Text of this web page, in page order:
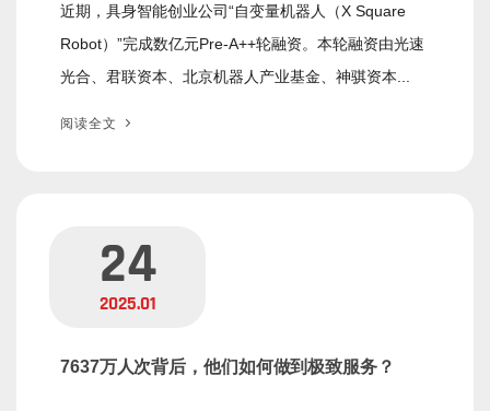
近期，具身智能创业公司“自变量机器人（X Square
Robot）”完成数亿元Pre-A++轮融资。本轮融资由光速
光合、君联资本、北京机器人产业基金、神骐资本...
阅读全文
24
2025.01
7637万人次背后，他们如何做到极致服务？